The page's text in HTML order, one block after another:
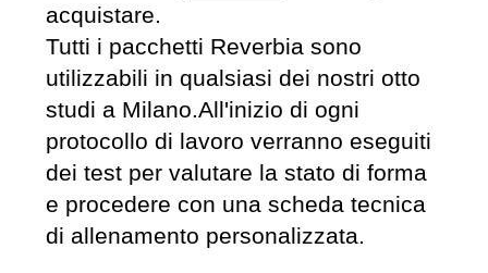
acquistare.
Tutti i pacchetti Reverbia sono
utilizzabili in qualsiasi dei nostri otto
studi a Milano.All'inizio di ogni
protocollo di lavoro verranno eseguiti
dei test per valutare la stato di forma
e procedere con una scheda tecnica
di allenamento personalizzata.